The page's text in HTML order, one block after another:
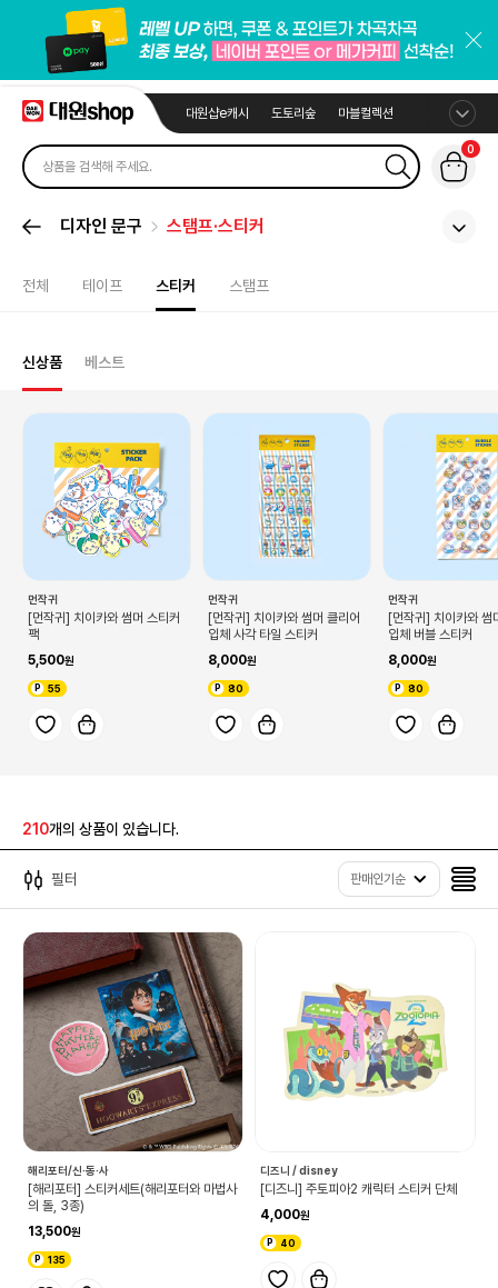
대원샵e캐시 도토리숲 마블컬렉션
0
디자인 문구 스탬프·스티커
전체 테이프 스티커 스탬프
신상품 베스트
먼작귀
[먼작귀] 치이카와 썸머 스티커
팩
5,500
55
먼작귀
[먼작귀] 치이카와 썸머 클리어
입체 사각 타일 스티커
8,000
80
먼작귀
[먼작귀] 치이카와 썸
입체 버블 스티커
8,000
80
210개의 상품이 있습니다.
필터 판매인기순
해리포터/신·동·사
[해리포터] 스티커세트(해리포터와 마법사
의 돌, 3종)
13,500
135
디즈니 / disney
[디즈니] 주토피아2 캐릭터 스티커 단체
4,000
40